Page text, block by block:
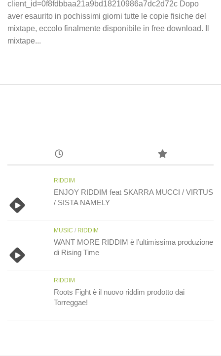
client_id=0f8fdbbaa21a9bd18210986a7dc2d72c Dopo
aver esaurito in pochissimi giorni tutte le copie fisiche del
mixtape, eccolo finalmente disponibile in free download. Il
mixtape...
RIDDIM
ENJOY RIDDIM feat SKARRA MUCCI / VIRTUS
/ SISTA NAMELY
MUSIC / RIDDIM
WANT MORE RIDDIM è l’ultimissima produzione
di Rising Time
RIDDIM
Roots Fight è il nuovo riddim prodotto dai
Torreggae!